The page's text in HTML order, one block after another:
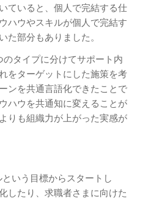
ていると、個人で完結する仕
ハウやスキルが個人で完結す
た部分もありました。
のタイプに分けてサポート内
をターゲットにした施策を考
ンを共通言語化できたことで
ハウを共通知に変えることが
りも組織力が上がった実感が
いう目標からスタートし
したり、求職者さまに向けた